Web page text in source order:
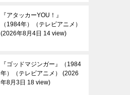
『アタッカーYOU！』
（1984年）（テレビアニメ）
2026年8月4日 14 view
『ゴッドマジンガー』（1984
年）（テレビアニメ）
2026
年8月3日 18 view